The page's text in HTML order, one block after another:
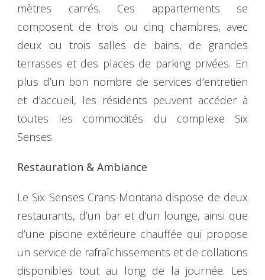
mètres carrés. Ces appartements se
composent de trois ou cinq chambres, avec
deux ou trois salles de bains, de grandes
terrasses et des places de parking privées. En
plus d’un bon nombre de services d’entretien
et d’accueil, les résidents peuvent accéder à
toutes les commodités du complexe Six
Senses.
Restauration & Ambiance
Le Six Senses Crans-Montana dispose de deux
restaurants, d’un bar et d’un lounge, ainsi que
d’une piscine extérieure chauffée qui propose
un service de rafraîchissements et de collations
disponibles tout au long de la journée. Les